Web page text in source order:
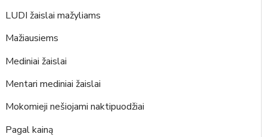
LUDI žaislai mažyliams
Mažiausiems
Mediniai žaislai
Mentari mediniai žaislai
Mokomieji nešiojami naktipuodžiai
Pagal kainą